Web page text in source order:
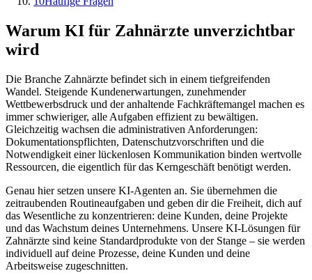
Warum KI für Zahnärzte unverzichtbar
wird
Die Branche Zahnärzte befindet sich in einem tiefgreifenden
Wandel. Steigende Kundenerwartungen, zunehmender
Wettbewerbsdruck und der anhaltende Fachkräftemangel machen es
immer schwieriger, alle Aufgaben effizient zu bewältigen.
Gleichzeitig wachsen die administrativen Anforderungen:
Dokumentationspflichten, Datenschutzvorschriften und die
Notwendigkeit einer lückenlosen Kommunikation binden wertvolle
Ressourcen, die eigentlich für das Kerngeschäft benötigt werden.
Genau hier setzen unsere KI-Agenten an. Sie übernehmen die
zeitraubenden Routineaufgaben und geben dir die Freiheit, dich auf
das Wesentliche zu konzentrieren: deine Kunden, deine Projekte
und das Wachstum deines Unternehmens. Unsere KI-Lösungen für
Zahnärzte sind keine Standardprodukte von der Stange – sie werden
individuell auf deine Prozesse, deine Kunden und deine
Arbeitsweise zugeschnitten.